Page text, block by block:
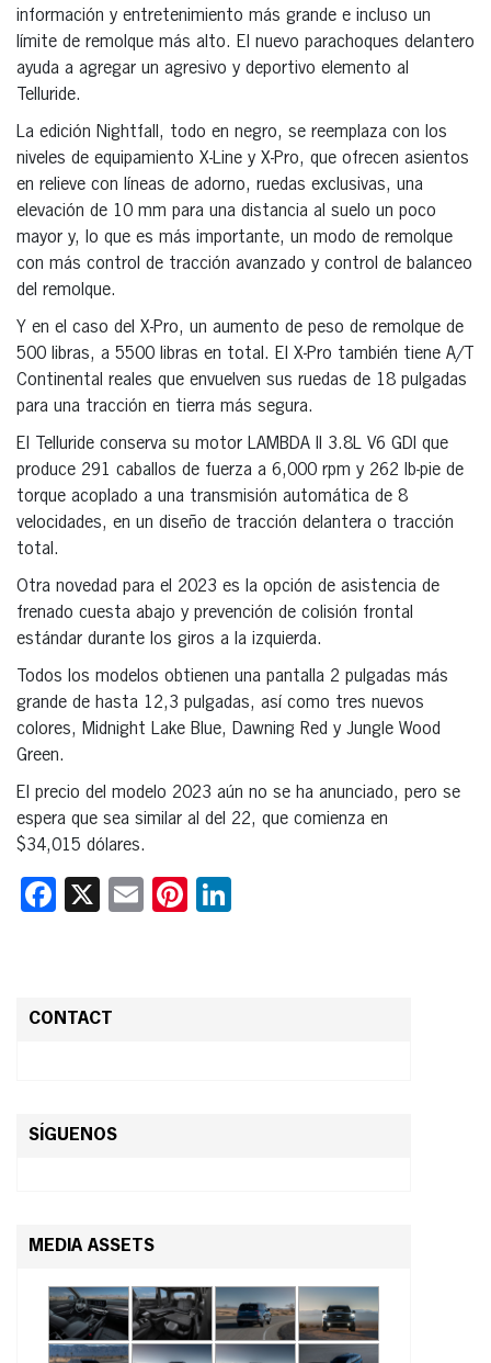
información y entretenimiento más grande e incluso un
límite de remolque más alto. El nuevo parachoques delantero
ayuda a agregar un agresivo y deportivo elemento al
Telluride.
La edición Nightfall, todo en negro, se reemplaza con los
niveles de equipamiento X-Line y X-Pro, que ofrecen asientos
en relieve con líneas de adorno, ruedas exclusivas, una
elevación de 10 mm para una distancia al suelo un poco
mayor y, lo que es más importante, un modo de remolque
con más control de tracción avanzado y control de balanceo
del remolque.
Y en el caso del X-Pro, un aumento de peso de remolque de
500 libras, a 5500 libras en total. El X-Pro también tiene A/T
Continental reales que envuelven sus ruedas de 18 pulgadas
para una tracción en tierra más segura.
El Telluride conserva su motor LAMBDA II 3.8L V6 GDI que
produce 291 caballos de fuerza a 6,000 rpm y 262 lb-pie de
torque acoplado a una transmisión automática de 8
velocidades, en un diseño de tracción delantera o tracción
total.
Otra novedad para el 2023 es la opción de asistencia de
frenado cuesta abajo y prevención de colisión frontal
estándar durante los giros a la izquierda.
Todos los modelos obtienen una pantalla 2 pulgadas más
grande de hasta 12,3 pulgadas, así como tres nuevos
colores, Midnight Lake Blue, Dawning Red y Jungle Wood
Green.
El precio del modelo 2023 aún no se ha anunciado, pero se
espera que sea similar al del 22, que comienza en
$34,015 dólares.
Facebook
X EmailPinterest
CONTACT
SÍGUENOS
MEDIA ASSETS